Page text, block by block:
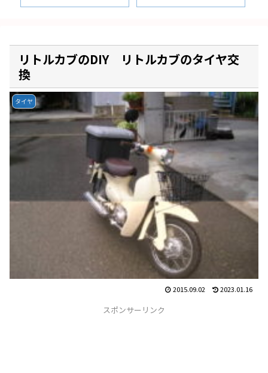
リトルカブのDIY リトルカブのタイヤ交
換
タイヤ
2015.09.02 2023.01.16
スポンサーリンク